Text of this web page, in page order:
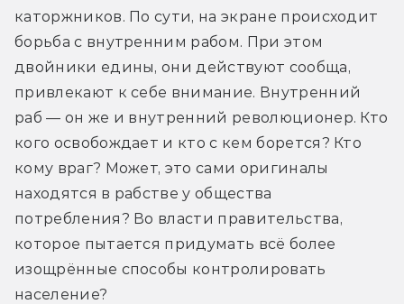
каторжников. По сути, на экране происходит
борьба с внутренним рабом. При этом
двойники едины, они действуют сообща,
привлекают к себе внимание. Внутренний
раб — он же и внутренний революционер. Кто
кого освобождает и кто с кем борется? Кто
кому враг? Может, это сами оригиналы
находятся в рабстве у общества
потребления? Во власти правительства,
которое пытается придумать всё более
изощрённые способы контролировать
население?